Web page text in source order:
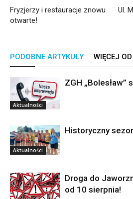
Fryzjerzy i restauracje znowu
otwarte!
Ul.
PODOBNE ARTYKUŁY WIĘCEJ
Aktualności
ZGH „Bolesław”
Aktualności
Historyczny
Droga do
od 10 sierpnia!